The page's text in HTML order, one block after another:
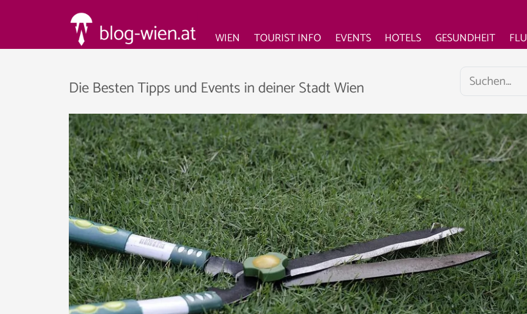
WIEN TOURIST INFO EVENTS HOTELS GESUNDHEIT
Die Besten Tipps und Events in deiner Stadt Wien